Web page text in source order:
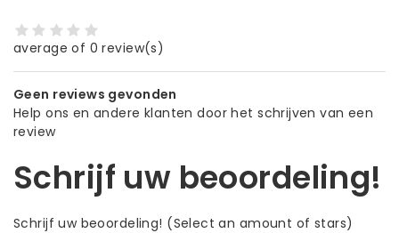
average of 0 review(s)
Geen reviews gevonden
Help ons en andere klanten door het schrijven van een
review
Schrijf uw beoordeling!
Schrijf uw beoordeling! (Select an amount of stars)